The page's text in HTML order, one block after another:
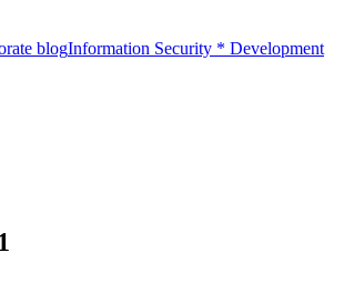
blogInformation Security * Development